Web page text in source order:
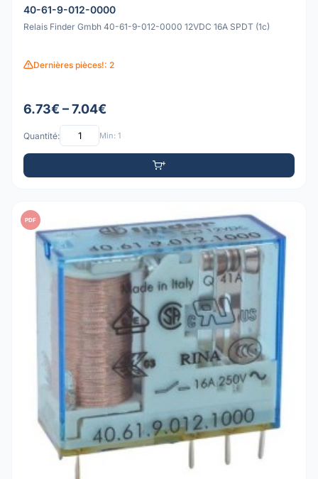
40-61-9-012-0000
Relais Finder Gmbh 40-61-9-012-0000 12VDC 16A SPDT (1c)
Dernières pièces!: 2
6.73€ – 7.04€
Quantité: Min: 1
PDF